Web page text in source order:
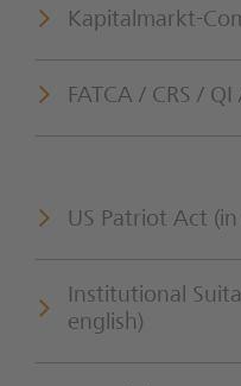
Kapitalmarkt-
FATCA / CRS / QI
US Patriot Act
Institutional
english)